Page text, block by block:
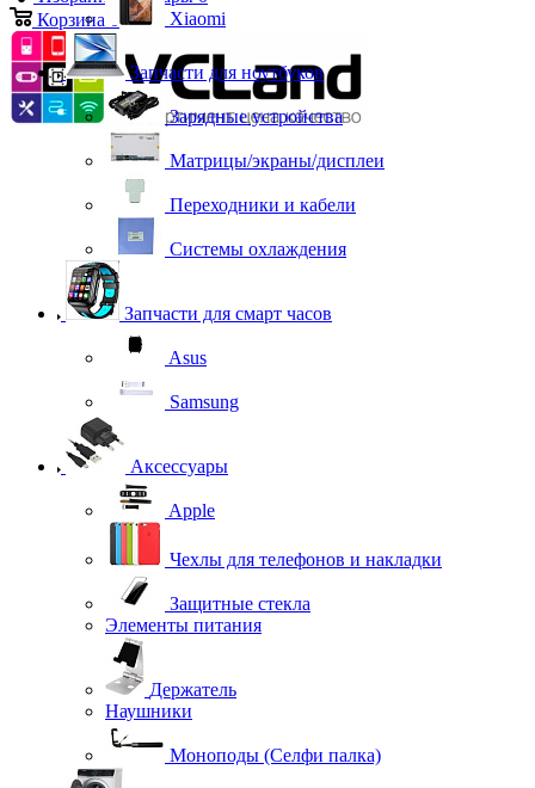
Корзина
Xiaomi
Запчасти для ноутбуков
Зарядные устройства
Матрицы/экраны/дисплеи
Переходники и кабели
Системы охлаждения
Запчасти для смарт часов
Asus
Samsung
Аксессуары
Apple
Чехлы для телефонов и накладки
Защитные стекла
Элементы питания
Держатель
Наушники
Моноподы (Селфи палка)